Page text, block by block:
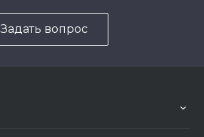
Задать вопрос